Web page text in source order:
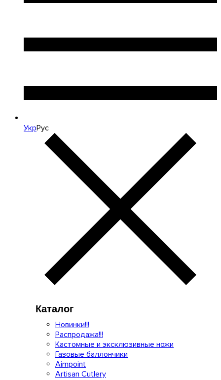
УкрРус
Каталог
Новинки!!!
Распродажа!!!
Кастомные и эксклюзивные ножи
Газовые баллончики
Aimpoint
Artisan Cutlery